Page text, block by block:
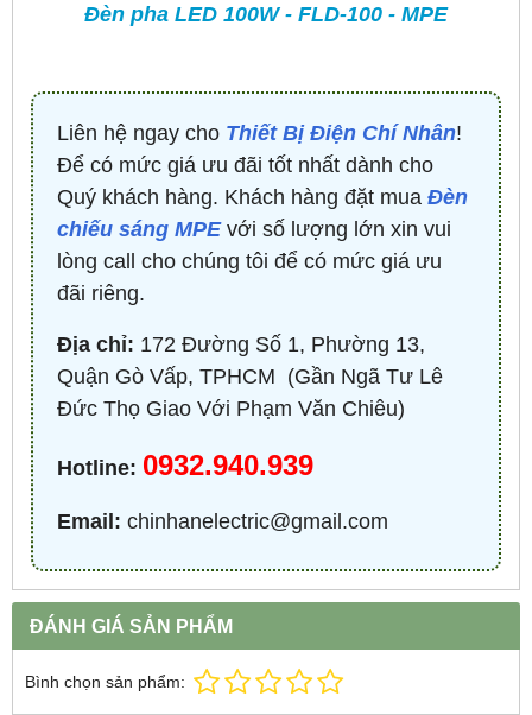
Đèn pha LED 100W - FLD-100 - MPE
Liên hệ ngay cho Thiết Bị Điện Chí Nhân!
Để có mức giá ưu đãi tốt nhất dành cho
Quý khách hàng. Khách hàng đặt mua Đèn
chiếu sáng MPEvới số lượng lớn xin vui
lòng call cho chúng tôi để có mức giá ưu
đãi riêng.
Địa chỉ: 172 Đường Số 1, Phường 13,
Quận Gò Vấp, TPHCM ​ (Gần Ngã Tư Lê
Đức Thọ Giao Với Phạm Văn Chiêu)
Hotline: 0932.940.939
Email: chinhanelectric@gmail.com
ĐÁNH GIÁ SẢN PHẨM
Bình chọn sản phẩm: